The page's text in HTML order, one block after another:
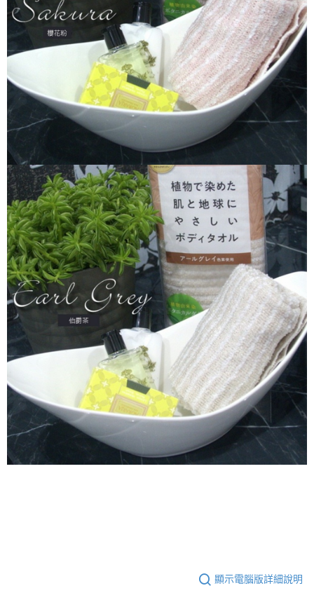
顯示電腦版詳細說明